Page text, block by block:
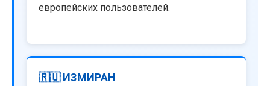
европейских пользователей.
🇷🇺 ИЗМИРАН